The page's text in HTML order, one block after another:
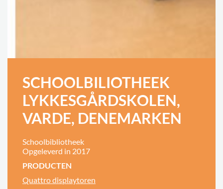
SCHOOLBILIOTHEEK
LYKKESGÅRDSKOLEN,
VARDE, DENEMARKEN
Schoolbibliotheek
Opgeleverd in 2017
PRODUCTEN
Quattro displaytoren